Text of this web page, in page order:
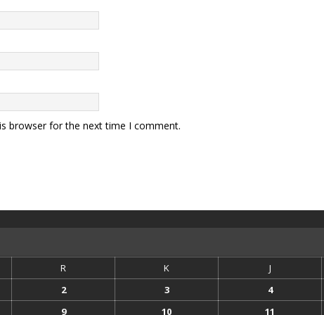
browser for the next time I comment.
R K J
2 3 4
9 10 11